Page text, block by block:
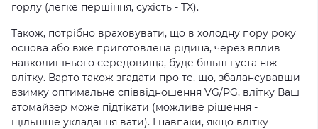
горлу (легке першіння, сухість - TX).
Також, потрібно враховувати, що в холодну пору року
основа або вже приготовлена ​​рідина, через вплив
навколишнього середовища, буде більш густа ніж
влітку. Варто також згадати про те, що, збалансувавши
взимку оптимальне співвідношення VG/PG, влітку Ваш
атомайзер може підтікати (можливе рішення -
щільніше укладання вати). І навпаки, якщо влітку